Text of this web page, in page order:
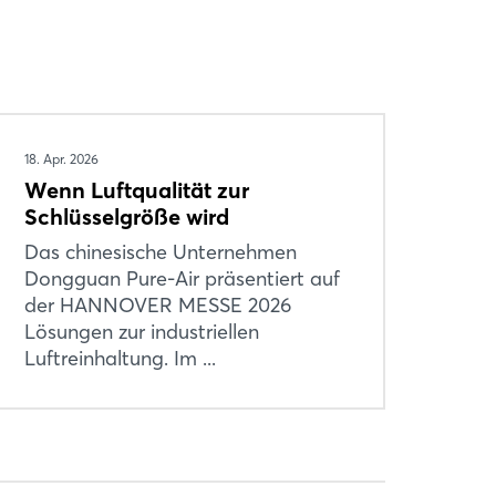
18. Apr. 2026
Wenn Luftqualität zur
Schlüsselgröße wird
Das chinesische Unternehmen
Dongguan Pure-Air präsentiert auf
der HANNOVER MESSE 2026
Lösungen zur industriellen
Luftreinhaltung. Im ...